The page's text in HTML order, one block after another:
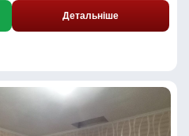
Детальніше